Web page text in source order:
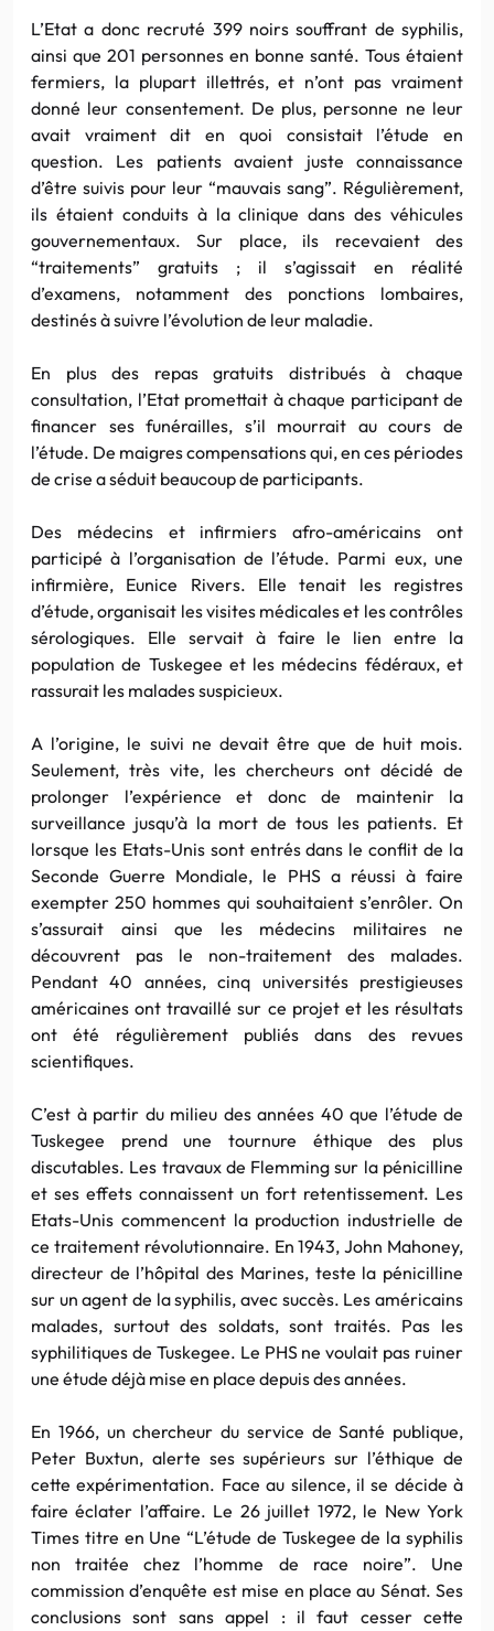
L’Etat a donc recruté 399 noirs souffrant de syphilis,
ainsi que 201 personnes en bonne santé. Tous étaient
fermiers, la plupart illettrés, et n’ont pas vraiment
donné leur consentement. De plus, personne ne leur
avait vraiment dit en quoi consistait l’étude en
question. Les patients avaient juste connaissance
d’être suivis pour leur “mauvais sang”. Régulièrement,
ils étaient conduits à la clinique dans des véhicules
gouvernementaux. Sur place, ils recevaient des
“traitements” gratuits ; il s’agissait en réalité
d’examens, notamment des ponctions lombaires,
destinés à suivre l’évolution de leur maladie.
En plus des repas gratuits distribués à chaque
consultation, l’Etat promettait à chaque participant de
financer ses funérailles, s’il mourrait au cours de
l’étude. De maigres compensations qui, en ces périodes
de crise a séduit beaucoup de participants.
Des médecins et infirmiers afro-américains ont
participé à l’organisation de l’étude. Parmi eux, une
infirmière, Eunice Rivers. Elle tenait les registres
d’étude, organisait les visites médicales et les contrôles
sérologiques. Elle servait à faire le lien entre la
population de Tuskegee et les médecins fédéraux, et
rassurait les malades suspicieux.
A l’origine, le suivi ne devait être que de huit mois.
Seulement, très vite, les chercheurs ont décidé de
prolonger l’expérience et donc de maintenir la
surveillance jusqu’à la mort de tous les patients. Et
lorsque les Etats-Unis sont entrés dans le conflit de la
Seconde Guerre Mondiale, le PHS a réussi à faire
exempter 250 hommes qui souhaitaient s’enrôler. On
s’assurait ainsi que les médecins militaires ne
découvrent pas le non-traitement des malades.
Pendant 40 années, cinq universités prestigieuses
américaines ont travaillé sur ce projet et les résultats
ont été régulièrement publiés dans des revues
scientifiques.
C’est à partir du milieu des années 40 que l’étude de
Tuskegee prend une tournure éthique des plus
discutables. Les travaux de Flemming sur la pénicilline
et ses effets connaissent un fort retentissement. Les
Etats-Unis commencent la production industrielle de
ce traitement révolutionnaire. En 1943, John Mahoney,
directeur de l’hôpital des Marines, teste la pénicilline
sur un agent de la syphilis, avec succès. Les américains
malades, surtout des soldats, sont traités. Pas les
syphilitiques de Tuskegee. Le PHS ne voulait pas ruiner
une étude déjà mise en place depuis des années.
En 1966, un chercheur du service de Santé publique,
Peter Buxtun, alerte ses supérieurs sur l’éthique de
cette expérimentation. Face au silence, il se décide à
faire éclater l’affaire. Le 26 juillet 1972, le New York
Times titre en Une “L’étude de Tuskegee de la syphilis
non traitée chez l’homme de race noire”. Une
commission d’enquête est mise en place au Sénat. Ses
conclusions sont sans appel : il faut cesser cette